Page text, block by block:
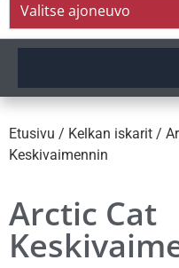
Valitse ajoneuvo
Etusivu / Kelkan iskarit /
Keskivaimennin
Arctic Cat